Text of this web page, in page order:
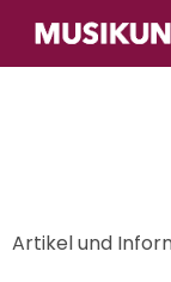
zum
Inhalt
Artikel und